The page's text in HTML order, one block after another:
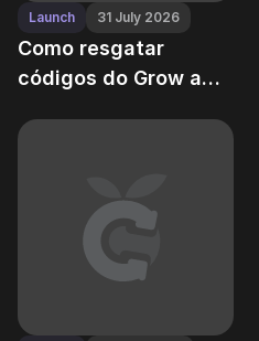
Launch 31 July 2026
Como resgatar
códigos do Grow a
às vezes falham